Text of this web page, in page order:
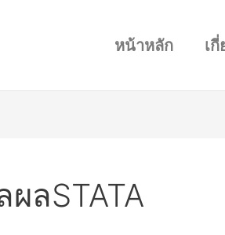
หน้าหลัก เ
ลSTATA